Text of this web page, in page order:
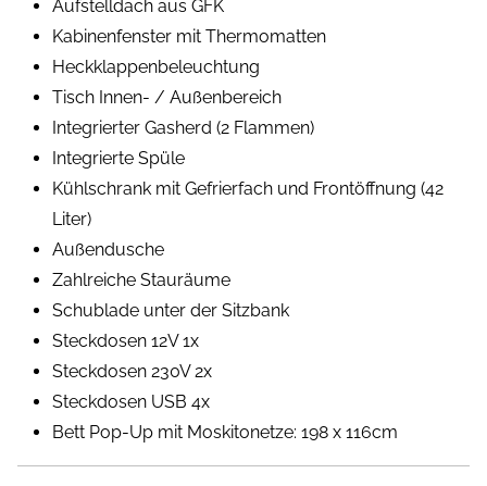
Aufstelldach aus GFK
Kabinenfenster mit Thermomatten
Heckklappenbeleuchtung
Tisch Innen- / Außenbereich
Integrierter Gasherd (2 Flammen)
Integrierte Spüle
Kühlschrank mit Gefrierfach und Frontöffnung (42
Liter)
Außendusche
Zahlreiche Stauräume
Schublade unter der Sitzbank
Steckdosen 12V 1x
Steckdosen 230V 2x
Steckdosen USB 4x
Bett Pop-Up mit Moskitonetze: 198 x 116cm